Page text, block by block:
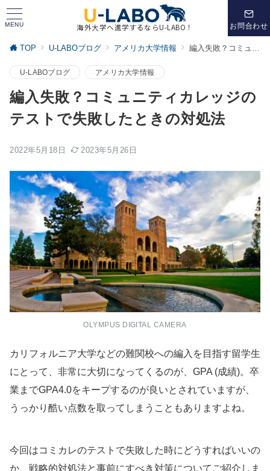
MENU 海外大学へ進学するならU-LABO！ お問合わせ
TOP U-LABOブログ アメリカ大学情報 編入失敗？コミュニティカレッジのテストで失敗したときの対処法
U-LABOブログ アメリカ大学情報
編入失敗？コミュニティカレッジの
テストで失敗したときの対処法
2022年5月18日 2023年5月26日
OLYMPUS DIGITAL CAMERA
カリフォルニア大学などの難関校への編入を目指す留学生
にとって、非常に大切になってくるのが、GPA (成績)。卒
業までGPA4.0をキープするのが良いとされていますが、
うっかり酷い点数を取ってしまうこともありますよね。
今回はコミカレのテストで失敗した時にどうすればいいの
か、戦略的対処法と事前にすべき対策についてご紹介しま